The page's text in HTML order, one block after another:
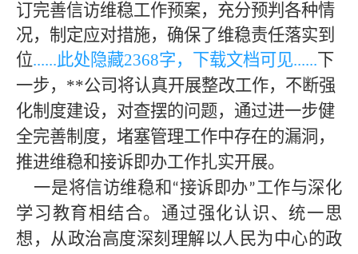
订完善信访维稳工作预案，充分预判各种情
况，制定应对措施，确保了维稳责任落实到
位......此处隐藏2368字，下载文档可见......下
一步， **公司将认真开展整改工作，不断强
化制度建设，对查摆的问题，通过进一步健
全完善制度，堵塞管理工作中存在的漏洞，
推进维稳和接诉即办工作扎实开展。
一是将信访维稳和 “接诉即办”工作与深化
学习教育相结合。通过强化认识、统一思
想，从政治高度深刻理解以人民为中心的政